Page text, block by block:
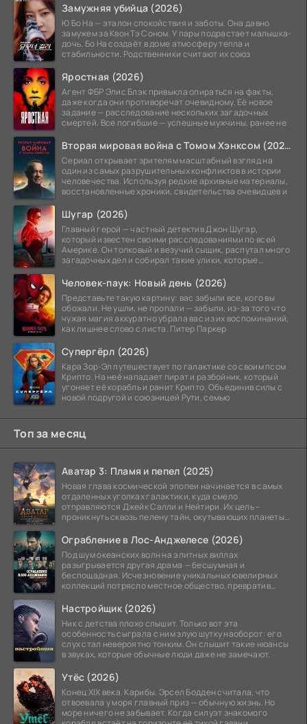
Замужняя убийца (2026)
Ю Бо На — эталон спокойствия и заботы. Она давно
замужем за Квон Тэ Соном. У пары подрастает малышка-
дочь. Бо На создаёт в доме атмосферу тепла и
стабильности. Родственники считают их союз
Яростная (2026)
Агент ФБР Элис Блэк привыкла опираться на факты,
даже когда они противоречат очевидному. Её новое
задание — расследование нескольких загадочных
смертей. Все погибшие — успешные мужчины, ранее не
Вторая мировая война с Томом Хэнксом (2026)
Сериал открывает зрителям масштабный взгляд на
один из самых разрушительных конфликтов в истории
человечества. Используя редкие архивные материалы,
восстановленные хроники, свидетельства очевидцев и
Шугар (2026)
Главный герой — частный детектив Джон Шугар,
который известен своими расследованиями по всей
Америке. Он толковый и везучий сыщик, распутал много
загадочных дел и собирал такие улики, которые
Человек-паук: Новый день (2026)
Представьте такую картину: вас забыли все, кого вы
обожали. Не ушли, не пропали — забыли, из-за того что
чужая магия аккуратно убрала вас из их воспоминаний,
как лишнее слово с листа. Питер Паркер
Супергёрл (2026)
Кара Зор-Эл путешествует по галактике со своим псом
Крипто. На неё нападает пират и разбойник, который
угоняет её корабль и ранит Крипто. Объединив силы с
новой подругой и союзницей Рути, семью
Топ за месяц
Аватар 3: Пламя и пепел (2025)
Новая глава космической эпопеи начинается в самых
отдаленных уголках галактики, куда смело
отправляются Джейк Салли и Нейтири. Их цель –
проникнуть сквозь пелену тайн, окутывающих планеты
Ограбление в Лос-Анджелесе (2026)
Под шум океанских волн на элитных виллах
разыгрывается другая драма — бесшумная и
беспощадная. Исчезновение уникальных ювелирных
коллекций потрясло местное общество, превратив
Настройщик (2026)
Ник с детства плохо слышит. Только вот эта
особенность сыграла с ним злую шутку наоборот: его
слух стал невероятно тонким. Он слышит такие нюансы
в звуках, которые обычные люди даже не замечают.
Утёс (2026)
Конец XIX века. Карибы. Эрсел Бодден считала, что
отвоевала у моря главный приз — обычную жизнь. Но
море ничего не забывает. Когда силуэт знакомого